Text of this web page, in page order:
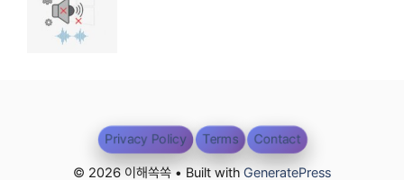
© 2026 이해쏙쏙 • Built with GeneratePress
Privacy Policy Terms Contact